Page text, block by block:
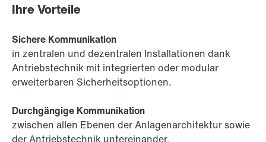
Ihre Vorteile
Sichere Kommunikation
in zentralen und dezentralen Installationen dank
Antriebstechnik mit integrierten oder modular
erweiterbaren Sicherheitsoptionen.
Durchgängige Kommunikation
zwischen allen Ebenen der Anlagenarchitektur sowie